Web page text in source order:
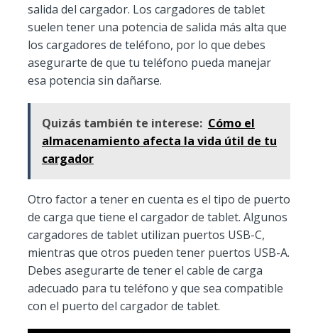
salida del cargador. Los cargadores de tablet
suelen tener una potencia de salida más alta que
los cargadores de teléfono, por lo que debes
asegurarte de que tu teléfono pueda manejar
esa potencia sin dañarse.
Quizás también te interese: Cómo el
almacenamiento afecta la vida útil de tu
cargador
Otro factor a tener en cuenta es el tipo de puerto
de carga que tiene el cargador de tablet. Algunos
cargadores de tablet utilizan puertos USB-C,
mientras que otros pueden tener puertos USB-A.
Debes asegurarte de tener el cable de carga
adecuado para tu teléfono y que sea compatible
con el puerto del cargador de tablet.